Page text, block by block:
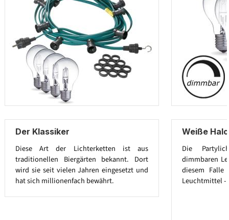
Der Klassiker
Diese Art der Lichterketten ist aus
traditionellen Biergärten bekannt. Dort
wird sie seit vielen Jahren eingesetzt und
hat sich millionenfach bewährt.
Weiße
Die
dimmbaren
diesem Falle
Leuchtmittel -